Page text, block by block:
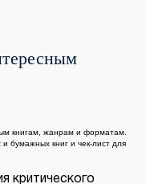
книгам, жанрам и форматам.
бумажных книг и чек-лист для